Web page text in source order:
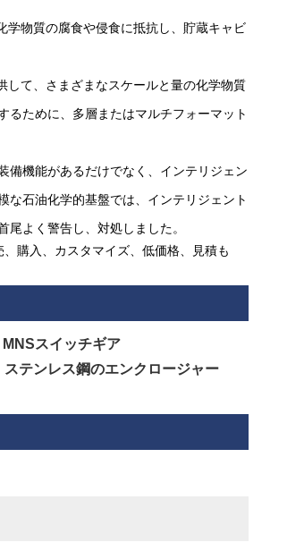
学物質の腐食や侵食に抵抗し、貯蔵キャビ
して、さまざまなスケールと量の化学物質
るために、多層またはマルチフォーマット
備機能があるだけでなく、インテリジェン
な石油化学的基盤では、インテリジェント
よく警告し、対処しました。
購入、カスタマイズ、低価格、見積も
MNSスイッチギア
ステンレス鋼のエンクロージャー